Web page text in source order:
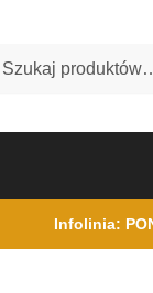
Infolinia: